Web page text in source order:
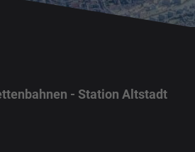
- Station Altstadt